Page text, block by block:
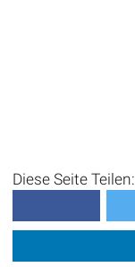
Diese Seite Teilen: